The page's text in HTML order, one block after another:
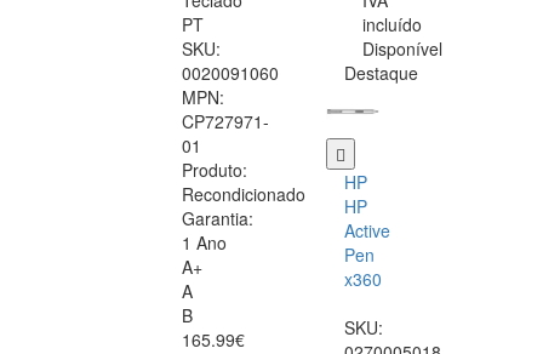
PT
SKU:
0020091060
MPN:
CP727971-
01
Produto:
Recondicionado
Garantia:
1 Ano
A+
A
B
165.99€
incluído
Disponível
Destaque
HP
HP
Active
Pen
x360
SKU: